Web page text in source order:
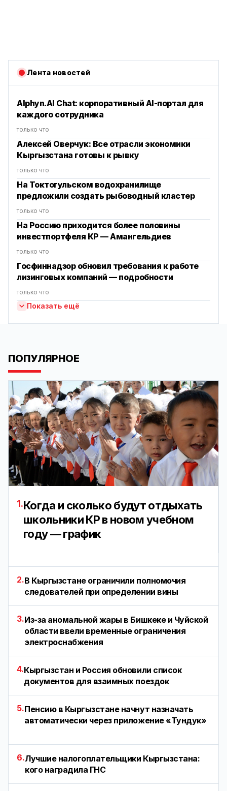
Лента новостей
Alphyn.AI Chat: корпоративный AI-портал для
каждого сотрудника
только что
Алексей Оверчук: Все отрасли экономики
Кыргызстана готовы к рывку
только что
На Токтогульском водохранилище
предложили создать рыбоводный кластер
только что
На Россию приходится более половины
инвестпортфеля КР — Амангельдиев
только что
Госфиннадзор обновил требования к работе
лизинговых компаний — подробности
только что
Показать ещё
ПОПУЛЯРНОЕ
1.Когда и сколько будут отдыхать
школьники КР в новом учебном
году — график
2.В Кыргызстане ограничили полномочия
следователей при определении вины
3.Из-за аномальной жары в Бишкеке и Чуйской
области ввели временные ограничения
электроснабжения
4.Кыргызстан и Россия обновили список
документов для взаимных поездок
5.Пенсию в Кыргызстане начнут назначать
автоматически через приложение «Тундук»
6.Лучшие налогоплательщики Кыргызстана:
кого наградила ГНС